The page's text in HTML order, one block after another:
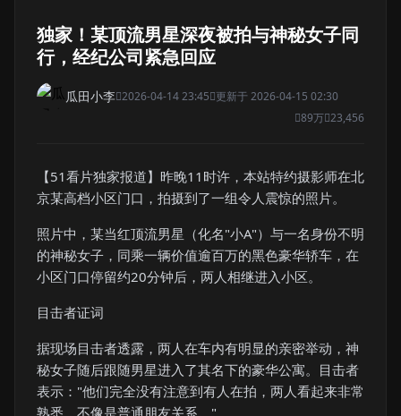
独家！某顶流男星深夜被拍与神秘女子同
行，经纪公司紧急回应
瓜田小李 2026-04-14 23:45 更新于 2026-04-15 02:30
89万 23,456
【51看片独家报道】昨晚11时许，本站特约摄影师在北
京某高档小区门口，拍摄到了一组令人震惊的照片。
照片中，某当红顶流男星（化名"小A"）与一名身份不明
的神秘女子，同乘一辆价值逾百万的黑色豪华轿车，在
小区门口停留约20分钟后，两人相继进入小区。
目击者证词
据现场目击者透露，两人在车内有明显的亲密举动，神
秘女子随后跟随男星进入了其名下的豪华公寓。目击者
表示："他们完全没有注意到有人在拍，两人看起来非常
熟悉，不像是普通朋友关系。"